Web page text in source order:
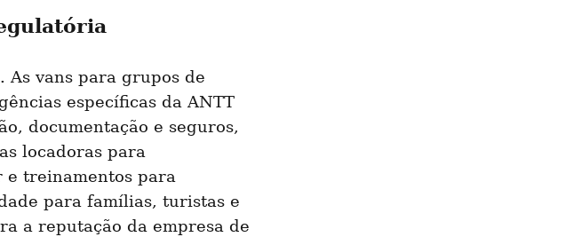
vans para grupos de
específicas da ANTT
documentação e seguros,
locadoras para
e treinamentos para
para famílias, turistas e
a reputação da empresa de